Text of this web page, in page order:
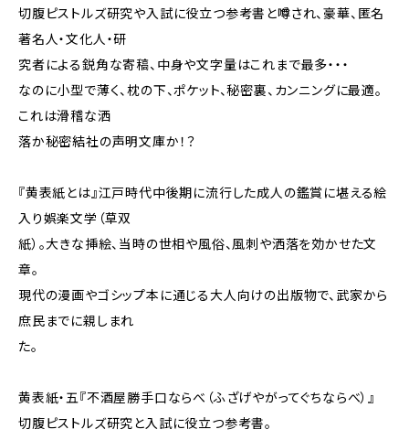
切腹ピストルズ研究や入試に役立つ参考書と噂され、豪華、匿名
著名人・文化人・研
究者による鋭角な寄稿、中身や文字量はこれまで最多・・・
なのに小型で薄く、枕の下、ポケット、秘密裏、カンニングに最適。
これは滑稽な洒
落か秘密結社の声明文庫か！？
『黄表紙とは』江戸時代中後期に流行した成人の鑑賞に堪える絵
入り娯楽文学（草双
紙）。大きな挿絵、当時の世相や風俗、風刺や洒落を効かせた文
章。
現代の漫画やゴシップ本に通じる大人向けの出版物で、武家から
庶民までに親しまれ
た。
黄表紙・五『不酒屋勝手口ならべ（ふざげやがってぐちならべ）』
切腹ピストルズ研究と入試に役立つ参考書。